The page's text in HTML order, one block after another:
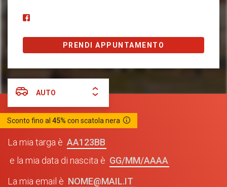
PRENDI APPUNTAMENTO
AUTO
Sconto fino al 45% con scatola nera
La mia targa è
AA123BB
e la mia data di nascita è
GG/MM/AAAA
La mia email è NOME@MAIL.IT